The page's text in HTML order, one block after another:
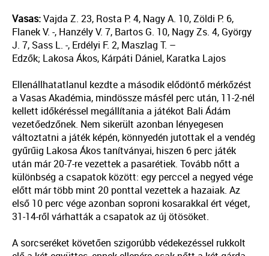
Vasas:Vajda Z. 23, Rosta P. 4, Nagy A. 10, Zöldi P. 6,
Flanek V. -, Hanzély V. 7, Bartos G. 10, Nagy Zs. 4, György
J. 7, Sass L. -, Erdélyi F. 2, Maszlag T. –
Edzők; Lakosa Ákos, Kárpáti Dániel, Karatka Lajos
Ellenállhatatlanul kezdte a második elődöntő mérkőzést
a Vasas Akadémia, mindössze másfél perc után, 11-2-nél
kellett időkéréssel megállítania a játékot Bali Ádám
vezetőedzőnek. Nem sikerült azonban lényegesen
változtatni a játék képén, könnyedén jutottak el a vendég
gyűrűig Lakosa Ákos tanítványai, hiszen 6 perc játék
után már 20-7-re vezettek a pasarétiek. Tovább nőtt a
különbség a csapatok között: egy perccel a negyed vége
előtt már több mint 20 ponttal vezettek a hazaiak. Az
első 10 perc vége azonban soproni kosarakkal ért véget,
31-14-ről várhatták a csapatok az új ötösöket.
A sorcseréket követően szigorúbb védekezéssel rukkolt